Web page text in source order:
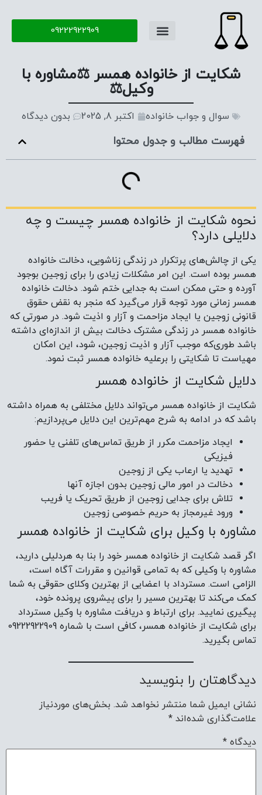
09222922909
شکایت از خانواده همسر ⚖️مشاوره با
وکیل⚖️
سوال و جواب خانواده اکتبر 8, 2025 بدون دیدگاه
فهرست مطالب و جدول محتوا
نحوه شکایت از خانواده همسر چیست و چه
دلایلی دارد؟
یکی از چالش‌های پرتکرار در زندگی زناشویی، دخالت خانواده
همسر بوده است. این امر مشکلات زیادی را برای زوجین بوجود
آورده و حتی ممکن است به جدایی ختم شود. دخالت خانواده
همسر زمانی مورد توجه قرار می‌گیرد که منجر به نقض حقوق
قانونی زوجین یا ایجاد مزاحمت و آزار و اذیت شود. در صورتی که
خانواده همسر در زندگی مشترک دخالت بیش‌ از اندازه‌ای داشته
باشد طوری‌که موجب آزار و اذیت زوجین، شود، این امکان
مهیاست تا شکایتی را برعلیه خانواده همسر ثبت نمود.
دلایل شکایت از خانواده همسر
شکایت از خانواده همسر می‌تواند دلایل مختلفی به همراه داشته
باشد که در ادامه به شرح مهم‌ترین این دلایل می‌پردازیم:
ایجاد مزاحمت مکرر از طریق تماس‌های تلفنی یا حضور
فیزیکی
تهدید یا ارعاب یکی از زوجین
دخالت در امور مالی زوجین بدون اجازه آنها
تلاش برای جدایی زوجین از طریق تحریک یا فریب
ورود غیرمجاز به حریم خصوصی زوجین
مشاوره با وکیل برای شکایت از خانواده همسر
اگر قصد شکایت از خانواده همسر خود را بنا به هردلیلی دارید،
مشاوره با وکیلی که به تمامی قوانین و مقررات آگاه است،
الزامی است. مسترداد با اعضایی از بهترین وکلای حقوقی به شما
کمک می‌کند تا بهترین مسیر را برای پیشروی پرونده خود،
پیگیری نمایید. برای ارتباط و دریافت مشاوره با وکیل مسترداد
برای شکایت از خانواده همسر، کافی است با شماره 09222922909
تماس بگیرید.
دیدگاهتان را بنویسید
نشانی ایمیل شما منتشر نخواهد شد. بخش‌های موردنیاز
علامت‌گذاری شده‌اند *
دیدگاه *